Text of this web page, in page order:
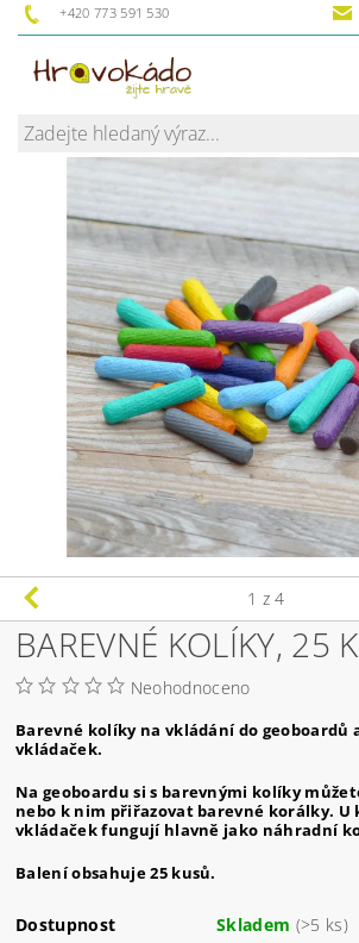
+420 773 591 530
1 z 4
BAREVNÉ KOLÍKY, 25
Neohodnoceno
Barevné kolíky na vkládání do geoboardů
vkládaček.
Na geoboardu si s barevnými kolíky
nebo k nim přiřazovat barevné korálky. U
vkládaček fungují hlavně jako náhradní
Balení obsahuje 25 kusů.
Dostupnost Skladem (>5 ks)